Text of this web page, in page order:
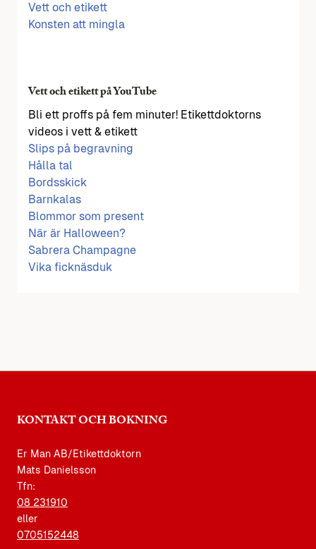
Vett och etikett
Konsten att mingla
Vett och etikett på YouTube
Bli ett proffs på fem minuter! Etikettdoktorns
videos i vett & etikett
Slips på begravning
Hålla tal
Bordsskick
Barnkalas
Blommor som present
När är Halloween?
Sabrera Champagne
Vika ficknäsduk
KONTAKT OCH BOKNING
Er Man AB/Etikettdoktorn
Mats Danielsson
Tfn:
08 231910
eller
0705152448